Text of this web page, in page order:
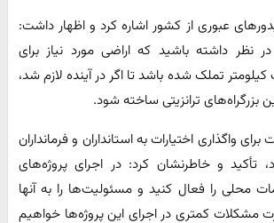
عبوری از کشور اشاره کرد و اظهار داشت:
نظر داشته باشید که اراضی مورد نیاز برای
تملک شده باشد تا اگر در آینده لازم شد،
بزرگراه‌های ترانزیتی ساخته شود.
برای واگذاری اختیارات به استانداران و فرمانداران
تأکید و خاطرنشان کرد: در اجرای پروژه‌های
محلی را فعال کنید و مسئولیت‌ها را به آنها
مشکلات کمتری در اجرای این پروژه‌ها خواهیم